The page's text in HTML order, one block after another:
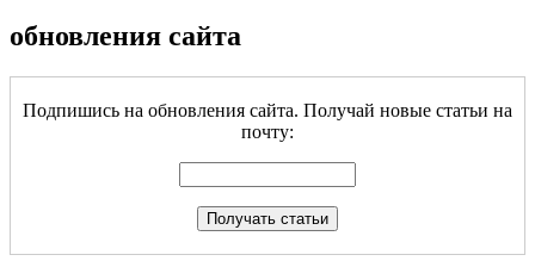
обновления сайта
Подпишись на обновления сайта. Получай новые статьи на
почту: